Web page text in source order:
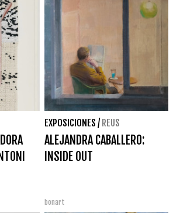
EXPOSICIONES / REUS
ALEJANDRA CABALLERO:
INSIDE OUT
bonart